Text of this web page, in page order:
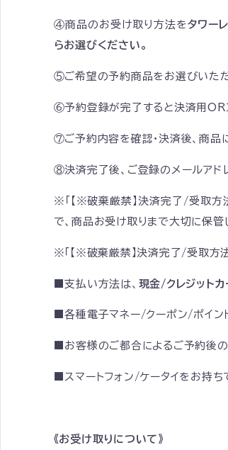
④商品のお受け取り方法をタワー
らお選びください。
⑤ご希望の予約商品をお選びいただ
⑥予約登録が完了すると決済用OR
⑦ご予約内容を確認・決済後、商品
⑧決済完了後、ご登録のメールアド
※「【※破棄厳禁】決済完了/受取方
で、商品お受け取りまで大切に保管
※「【※破棄厳禁】決済完了/受取方
■支払い方法は、 現金/クレジット
■各種電子マネー/クーポン/ポイン
■お客様のご都合によるご予約後
■スマートフォン/ケータイをお持
《お受け取りについて》